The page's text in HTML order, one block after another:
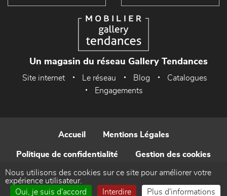
Un magasin du réseau Gallery Tendances
Site internet Le réseau Blog
Catalogues
Engagements
Accueil Mentions Légales
Politique de confidentialité Gestion des cookies
Contact
Nous utilisons des cookies sur ce site pour améliorer votre
expérience utilisateur.
Oui, je suis d'accord
Interdire Plus d'informations